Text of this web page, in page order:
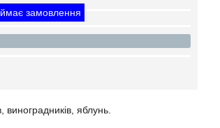
замовлення
яблунь.